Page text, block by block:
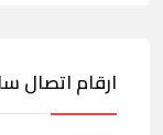
ارقام اتصال